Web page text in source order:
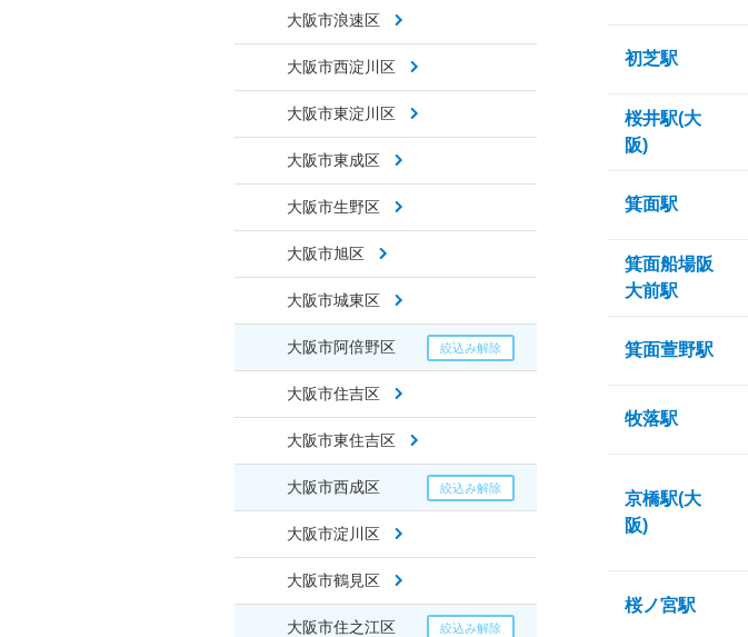
大阪市浪速区
大阪市西淀川区
大阪市東淀川区
大阪市東成区
大阪市生野区
大阪市旭区
大阪市城東区
大阪市阿倍野区
大阪市住吉区
大阪市東住吉区
大阪市西成区
大阪市淀川区
大阪市鶴見区
大阪市住之江区
初芝駅
桜井駅(大
阪)
箕面駅
箕面船場阪
大前駅
箕面萱野駅
牧落駅
京橋駅(大
阪)
桜ノ宮駅